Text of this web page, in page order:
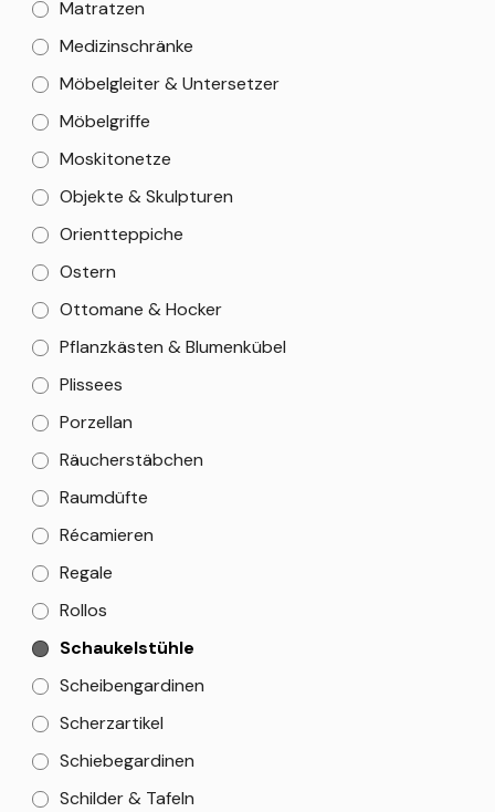
Matratzen
Medizinschränke
Möbelgleiter & Untersetzer
Möbelgriffe
Moskitonetze
Objekte & Skulpturen
Orientteppiche
Ostern
Ottomane & Hocker
Pflanzkästen & Blumenkübel
Plissees
Porzellan
Räucherstäbchen
Raumdüfte
Récamieren
Regale
Rollos
Schaukelstühle
Scheibengardinen
Scherzartikel
Schiebegardinen
Schilder & Tafeln